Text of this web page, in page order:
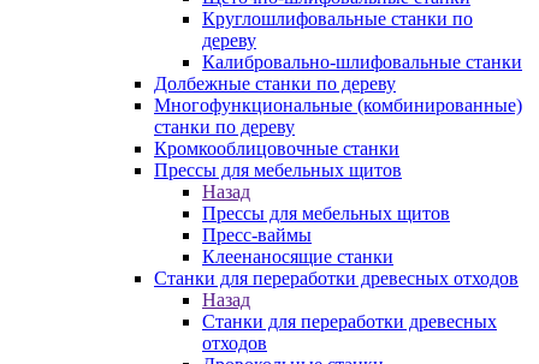
Круглошлифовальные станки по
дереву
Калибровально-шлифовальные станки
Долбежные станки по дереву
Многофункциональные (комбинированные)
станки по дереву
Кромкооблицовочные станки
Прессы для мебельных щитов
Назад
Прессы для мебельных щитов
Пресс-ваймы
Клеенаносящие станки
Станки для переработки древесных отходов
Назад
Станки для переработки древесных
отходов